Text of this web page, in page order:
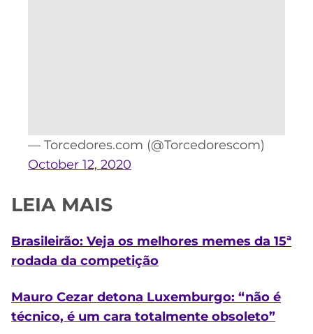
— Torcedores.com (@Torcedorescom)
October 12, 2020
LEIA MAIS
Brasileirão: Veja os melhores memes da 15ª
rodada da competição
Mauro Cezar detona Luxemburgo: “não é
técnico, é um cara totalmente obsoleto”